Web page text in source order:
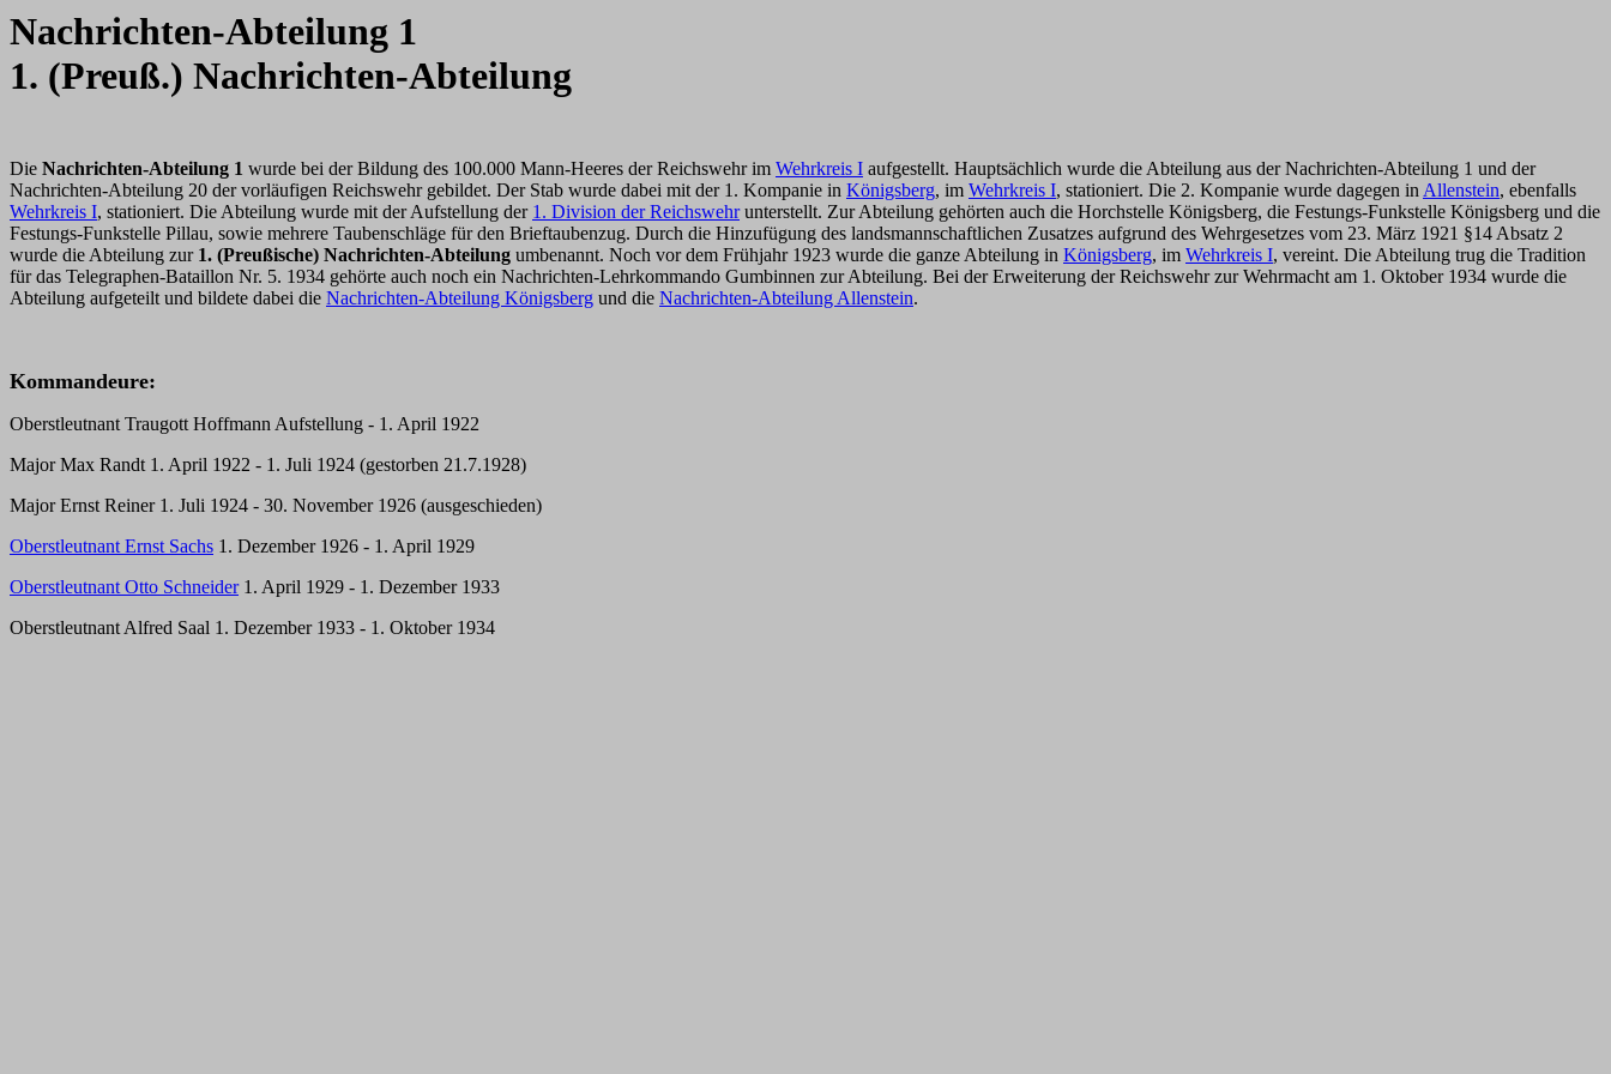
Nachrichten-Abteilung 1
1. (Preuß.) Nachrichten-Abteilung
Die Nachrichten-Abteilung 1 wurde bei der Bildung des 100.000 Mann-Heeres der Reichswehr im Wehrkreis I aufgestellt. Hauptsächlich wurde die Abteilung aus der Nachrichten-Abteilung 1 und der
Nachrichten-Abteilung 20 der vorläufigen Reichswehr gebildet. Der Stab wurde dabei mit der 1. Kompanie in Königsberg, im Wehrkreis I, stationiert. Die 2. Kompanie wurde dagegen in Allenstein, ebenfalls
Wehrkreis I, stationiert. Die Abteilung wurde mit der Aufstellung der 1. Division der Reichswehrunterstellt. Zur Abteilung gehörten auch die Horchstelle Königsberg, die Festungs-Funkstelle Königsberg und die
Festungs-Funkstelle Pillau, sowie mehrere Taubenschläge für den Brieftaubenzug. Durch die Hinzufügung des landsmannschaftlichen Zusatzes aufgrund des Wehrgesetzes vom 23. März 1921 §14 Absatz 2
wurde die Abteilung zur 1. (Preußische) Nachrichten-Abteilung umbenannt. Noch vor dem Frühjahr 1923 wurde die ganze Abteilung in Königsberg, im Wehrkreis I, vereint. Die Abteilung trug die Tradition
für das Telegraphen-Bataillon Nr. 5. 1934 gehörte auch noch ein Nachrichten-Lehrkommando Gumbinnen zur Abteilung. Bei der Erweiterung der Reichswehr zur Wehrmacht am 1. Oktober 1934 wurde die
Abteilung aufgeteilt und bildete dabei die Nachrichten-Abteilung Königsberg und die Nachrichten-Abteilung Allenstein.
Kommandeure:
Oberstleutnant Traugott Hoffmann Aufstellung - 1. April 1922
Major Max Randt 1. April 1922 - 1. Juli 1924 (gestorben 21.7.1928)
Major Ernst Reiner 1. Juli 1924 - 30. November 1926 (ausgeschieden)
Oberstleutnant Ernst Sachs 1. Dezember 1926 - 1. April 1929
Oberstleutnant Otto Schneider1. April 1929 - 1. Dezember 1933
Oberstleutnant Alfred Saal 1. Dezember 1933 - 1. Oktober 1934